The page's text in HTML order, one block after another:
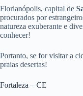
Florianópolis, capital de
procurados por
natureza exuberante e
conhecer!
Portanto, se for visitar a
praias desertas!
Fortaleza – CE